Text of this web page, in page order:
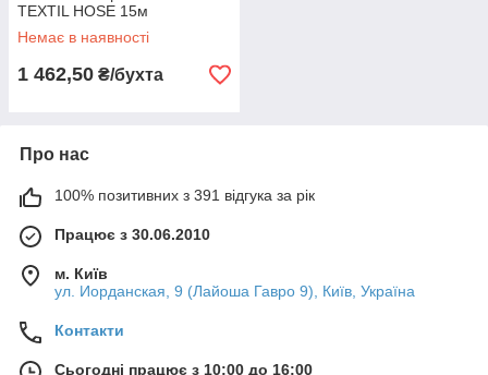
TEXTIL HOSE 15м
Немає в наявності
1 462,50 ₴/бухта
Про нас
100% позитивних з 391 відгука за рік
Працює з 30.06.2010
м. Київ
ул. Иорданская, 9 (Лайоша Гавро 9), Київ, Україна
Контакти
Сьогодні працює з 10:00 до 16:00